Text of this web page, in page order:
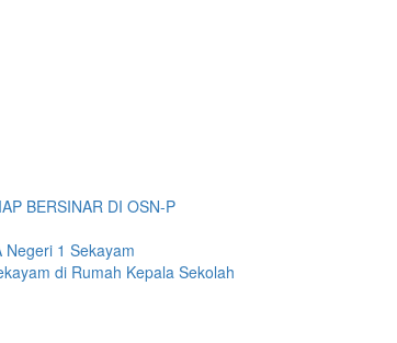
BERSINAR DI OSN-P
Negeri 1 Sekayam
di Rumah Kepala Sekolah